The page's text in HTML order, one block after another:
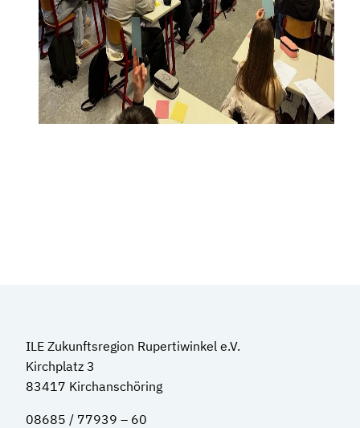
ILE Zukunftsregion Rupertiwinkel e.V.
Kirchplatz 3
83417 Kirchanschöring
08685 / 77939 – 60